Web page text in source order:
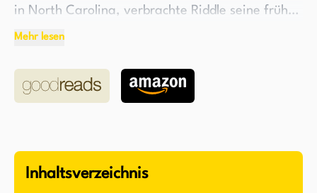
in North Carolina, verbrachte Riddle seine frühen
Jahre mit der Entwicklung einer Leidenschaft für
besuchte. Während seines Studiums gründete er
sein erstes Unternehmen mit einem
einläutete.
Mehr lesen
Inhaltsverzeichnis